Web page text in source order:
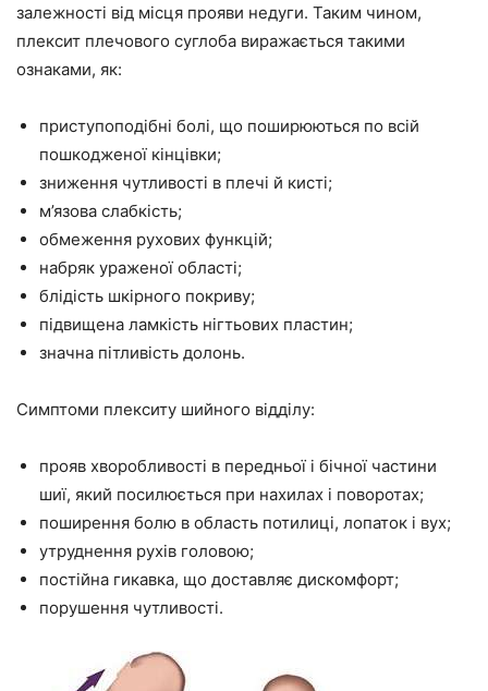
залежності від місця прояви недуги. Таким чином,
плексит плечового суглоба виражається такими
ознаками, як:
приступоподібні болі, що поширюються по всій
пошкодженої кінцівки;
зниження чутливості в плечі й кисті;
м’язова слабкість;
обмеження рухових функцій;
набряк ураженої області;
блідість шкірного покриву;
підвищена ламкість нігтьових пластин;
значна пітливість долонь.
Симптоми плекситу шийного відділу:
прояв хворобливості в передньої і бічної частини
шиї, який посилюється при нахилах і поворотах;
поширення болю в область потилиці, лопаток і вух;
утруднення рухів головою;
постійна гикавка, що доставляє дискомфорт;
порушення чутливості.